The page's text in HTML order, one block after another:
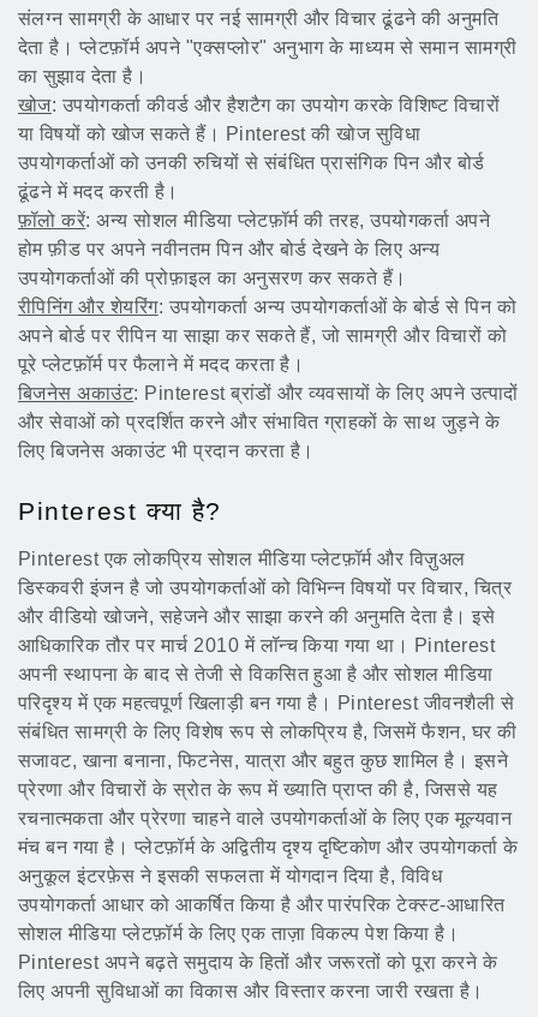
संलग्न सामग्री के आधार पर नई सामग्री और विचार ढूंढने की अनुमति
देता है। प्लेटफ़ॉर्म अपने "एक्सप्लोर" अनुभाग के माध्यम से समान सामग्री
का सुझाव देता है।
खोज: उपयोगकर्ता कीवर्ड और हैशटैग का उपयोग करके विशिष्ट विचारों
या विषयों को खोज सकते हैं। Pinterest की खोज सुविधा
उपयोगकर्ताओं को उनकी रुचियों से संबंधित प्रासंगिक पिन और बोर्ड
ढूंढने में मदद करती है।
फ़ॉलो करें: अन्य सोशल मीडिया प्लेटफ़ॉर्म की तरह, उपयोगकर्ता अपने
होम फ़ीड पर अपने नवीनतम पिन और बोर्ड देखने के लिए अन्य
उपयोगकर्ताओं की प्रोफ़ाइल का अनुसरण कर सकते हैं।
रीपिनिंग और शेयरिंग: उपयोगकर्ता अन्य उपयोगकर्ताओं के बोर्ड से पिन को
अपने बोर्ड पर रीपिन या साझा कर सकते हैं, जो सामग्री और विचारों को
पूरे प्लेटफ़ॉर्म पर फैलाने में मदद करता है।
बिजनेस अकाउंट: Pinterest ब्रांडों और व्यवसायों के लिए अपने उत्पादों
और सेवाओं को प्रदर्शित करने और संभावित ग्राहकों के साथ जुड़ने के
लिए बिजनेस अकाउंट भी प्रदान करता है।
Pinterest क्या है?
Pinterest एक लोकप्रिय सोशल मीडिया प्लेटफ़ॉर्म और विज़ुअल
डिस्कवरी इंजन है जो उपयोगकर्ताओं को विभिन्न विषयों पर विचार, चित्र
और वीडियो खोजने, सहेजने और साझा करने की अनुमति देता है। इसे
आधिकारिक तौर पर मार्च 2010 में लॉन्च किया गया था। Pinterest
अपनी स्थापना के बाद से तेजी से विकसित हुआ है और सोशल मीडिया
परिदृश्य में एक महत्वपूर्ण खिलाड़ी बन गया है। Pinterest जीवनशैली से
संबंधित सामग्री के लिए विशेष रूप से लोकप्रिय है, जिसमें फैशन, घर की
सजावट, खाना बनाना, फिटनेस, यात्रा और बहुत कुछ शामिल है। इसने
प्रेरणा और विचारों के स्रोत के रूप में ख्याति प्राप्त की है, जिससे यह
रचनात्मकता और प्रेरणा चाहने वाले उपयोगकर्ताओं के लिए एक मूल्यवान
मंच बन गया है। प्लेटफ़ॉर्म के अद्वितीय दृश्य दृष्टिकोण और उपयोगकर्ता के
अनुकूल इंटरफ़ेस ने इसकी सफलता में योगदान दिया है, विविध
उपयोगकर्ता आधार को आकर्षित किया है और पारंपरिक टेक्स्ट-आधारित
सोशल मीडिया प्लेटफ़ॉर्म के लिए एक ताज़ा विकल्प पेश किया है।
Pinterest अपने बढ़ते समुदाय के हितों और जरूरतों को पूरा करने के
लिए अपनी सुविधाओं का विकास और विस्तार करना जारी रखता है।